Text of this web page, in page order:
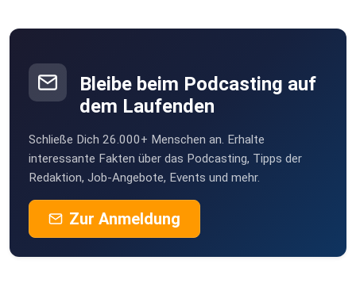
Bleibe beim Podcasting auf
dem Laufenden
Schließe Dich 26.000+ Menschen an. Erhalte
interessante Fakten über das Podcasting, Tipps der
Redaktion, Job-Angebote, Events und mehr.
Zur Anmeldung